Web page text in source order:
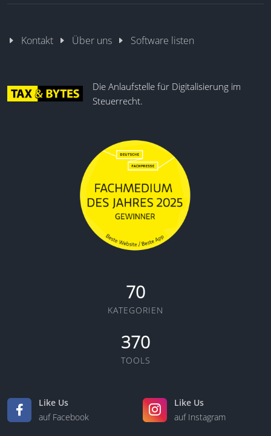
Kontakt Über uns Software listen
Die Anlaufstelle für Digitalisierung im
Steuerrecht.
70
KATEGORIEN
370
TOOLS
Like Us
auf Facebook
Like Us
auf Instagram